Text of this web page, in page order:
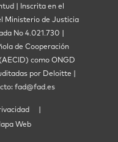
| Inscrita en el
Ministerio de Justicia
No 4.021.730 |
de Cooperación
como ONGD
por Deloitte |
fad@fad.es
Web